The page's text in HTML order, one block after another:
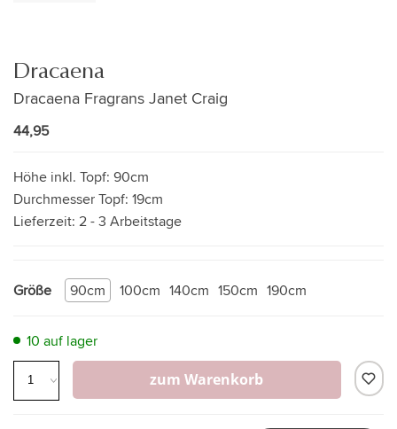
Dracaena
Dracaena Fragrans Janet Craig
44,95
Höhe inkl. Topf: 90cm
Durchmesser Topf: 19cm
Lieferzeit: 2 - 3 Arbeitstage
Größe 100cm 150cm
90cm 140cm 190cm
10 auf lager
zum Warenkorb